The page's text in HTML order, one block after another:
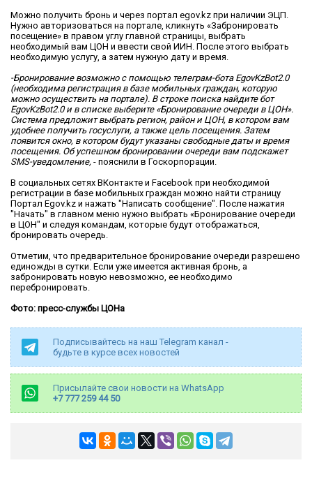
Можно получить бронь и через портал egov.kz при наличии ЭЦП.
Нужно авторизоваться на портале, кликнуть «Забронировать
посещение» в правом углу главной страницы, выбрать
необходимый вам ЦОН и ввести свой ИИН. После этого выбрать
необходимую услугу, а затем нужную дату и время.
-Бронирование возможно с помощью телеграм-бота EgovKzBot2.0
(необходима регистрация в базе мобильных граждан, которую
можно осуществить на портале). В строке поиска найдите бот
EgovKzBot2.0 и в списке выберите «Бронирование очереди в ЦОН».
Система предложит выбрать регион, район и ЦОН, в котором вам
удобнее получить госуслуги, а также цель посещения. Затем
появится окно, в котором будут указаны свободные даты и время
посещения. Об успешном бронировании очереди вам подскажет
SMS-уведомление, - пояснили в Госкорпорации.
В социальных сетях ВКонтакте и Facebook при необходимой
регистрации в базе мобильных граждан можно найти страницу
Портал Egov.kz и нажать "Написать сообщение". После нажатия
"Начать" в главном меню нужно выбрать «Бронирование очереди
в ЦОН" и следуя командам, которые будут отображаться,
бронировать очередь.
Отметим, что предварительное бронирование очереди разрешено
единожды в сутки. Если уже имеется активная бронь, а
забронировать новую невозможно, ее необходимо
перебронировать.
Фото: пресс-службы ЦОНа
Подписывайтесь на наш Telegram канал -
будьте в курсе всех новостей
Присылайте свои новости на WhatsApp
+7 777 259 44 50